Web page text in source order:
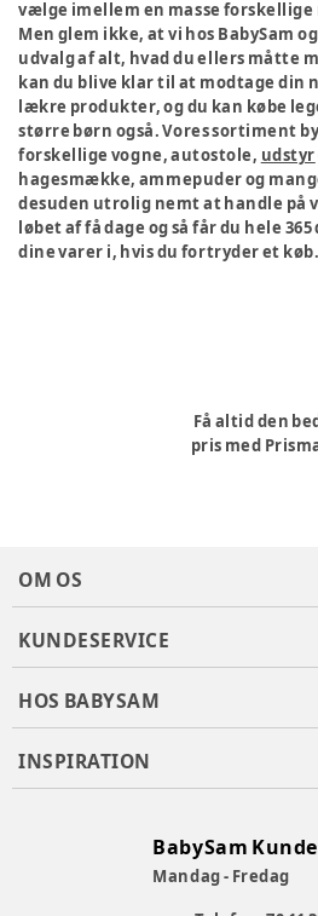
vælge imellem en masse forskellige
Men glem ikke, at vi hos BabySam
udvalg af alt, hvad du ellers måtte
kan du blive klar til at modtage din
lækre produkter, og du kan købe
større børn også. Vores sortiment
forskellige vogne, autostole, udstyr
hagesmække, ammepuder og
desuden utrolig nemt at handle på
løbet af få dage og så får du hele
dine varer i, hvis du fortryder et køb.
Få altid den
pris med
OM OS
KUNDESERVICE
HOS BABYSAM
INSPIRATION
BabySam
Mandag - Fredag